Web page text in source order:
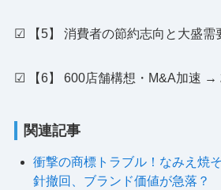
☑ 【5】 消費者の節約志向と大盛需
☑ 【6】 600店舗構想・M&A加速 →
関連記事
衝撃の商標トラブル！なみえ焼
針撤回、ブランド価値が急落？